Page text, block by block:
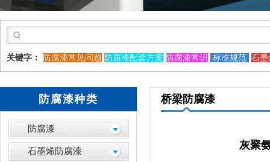
关键字： 防腐漆常见问题 防腐漆配套方案 防腐漆常识 标准规范 石墨
防腐漆种类
防腐漆
石墨烯防腐漆
桥梁防腐漆
灰聚